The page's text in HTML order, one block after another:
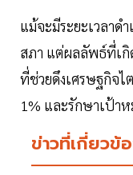
แม้จะมีระยะเวลาด
สภา แต่ผลลัพธ์ที่เกิ
ที่ช่วยดึงเศรษฐกิจไ
1% และรักษาเป้า
ข่าวที่เกี่ยวข้